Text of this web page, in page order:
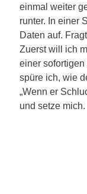
einmal weiter
runter. In einer
Daten auf.
Zuerst will ich
einer
spüre ich, wie
„Wenn er
und setze mich.